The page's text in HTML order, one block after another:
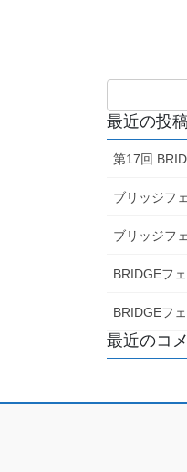
最近の投
第17回
ブリッジフ
ブリッジフ
BRIDGEフ
BRIDGEフ
最近のコ